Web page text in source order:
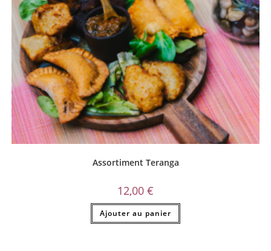
Assortiment Teranga
12,00 €
Ajouter au panier